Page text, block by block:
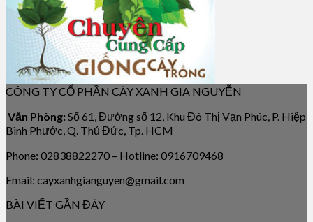
CÔNG TY CỔ PHẦN CÂY XANH GIA NGUYỄN
Văn Phòng: Số 61, Đường số 12, Khu Đô Thị Vạn Phúc, P. Hiệp
Bình Phước, Q. Thủ Đức, Tp. HCM
Phone: 02838822270 – Hotline: 0916709468
Email: cayxanhgianguyen@gmail.com
BÀI VIẾT GẦN ĐÂY